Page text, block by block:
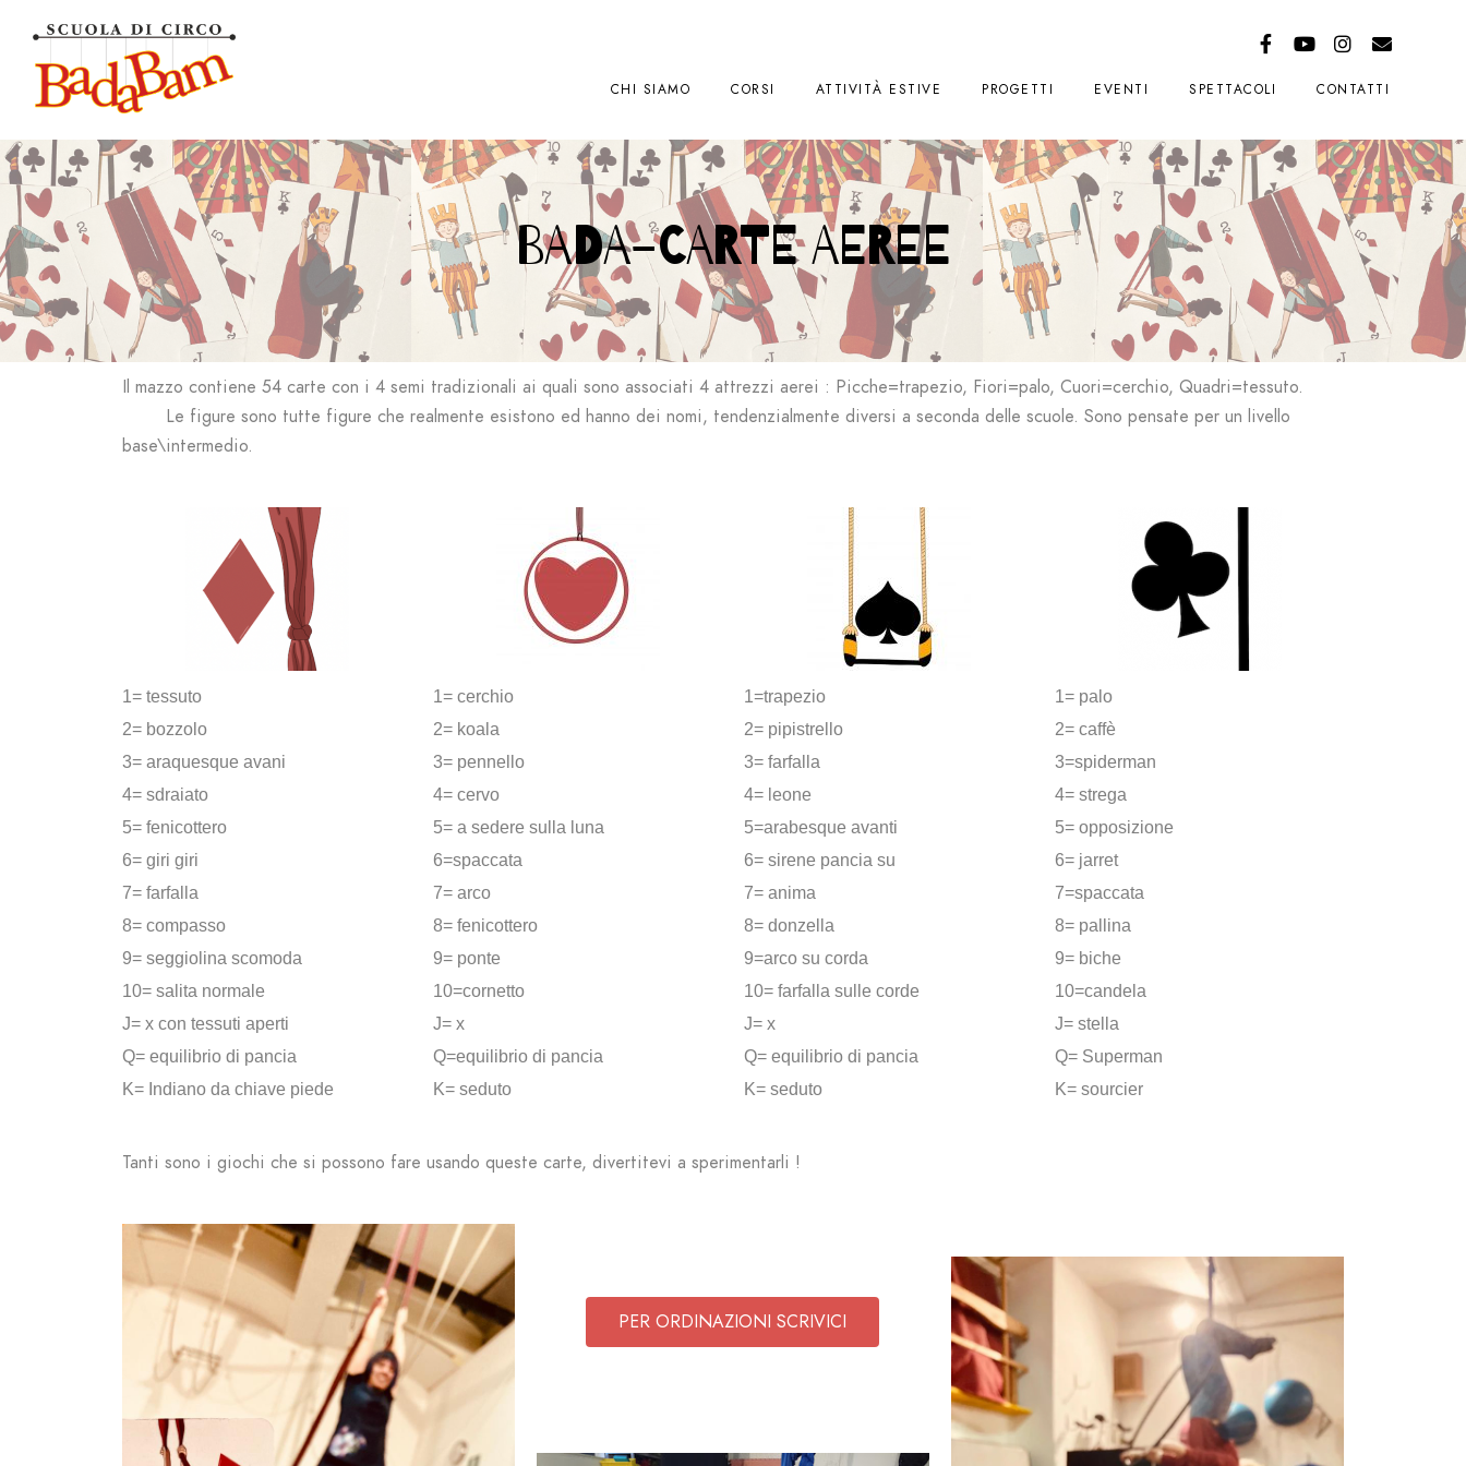
CHI SIAMO CORSI ATTIVITÀ ESTIVE PROGETTI EVENTI SPETTACOLI CONTATTI
BADA-CARTE AEREE
Il mazzo contiene 54 carte con i 4 semi tradizionali ai quali sono associati 4 attrezzi aerei : Picche=trapezio, Fiori=palo, Cuori=cerchio, Quadri=tessuto.
Le figure sono tutte figure che realmente esistono ed hanno dei nomi, tendenzialmente diversi a seconda delle scuole. Sono pensate per un livello
base\intermedio.
1= tessuto
2= bozzolo
3= araquesque avani
4= sdraiato
5= fenicottero
6= giri giri
7= farfalla
8= compasso
9= seggiolina scomoda
10= salita normale
J= x con tessuti aperti
Q= equilibrio di pancia
K= Indiano da chiave piede
1= cerchio
2= koala
3= pennello
4= cervo
5= a sedere sulla luna
6=spaccata
7= arco
8= fenicottero
9= ponte
10=cornetto
J= x
Q=equilibrio di pancia
K= seduto
1=trapezio
2= pipistrello
3= farfalla
4= leone
5=arabesque avanti
6= sirene pancia su
7= anima
8= donzella
9=arco su corda
10= farfalla sulle corde
J= x
Q= equilibrio di pancia
K= seduto
1= palo
2= caffè
3=spiderman
4= strega
5= opposizione
6= jarret
7=spaccata
8= pallina
9= biche
10=candela
J= stella
Q= Superman
K= sourcier
Tanti sono i giochi che si possono fare usando queste carte, divertitevi a sperimentarli !
PER ORDINAZIONI SCRIVICI